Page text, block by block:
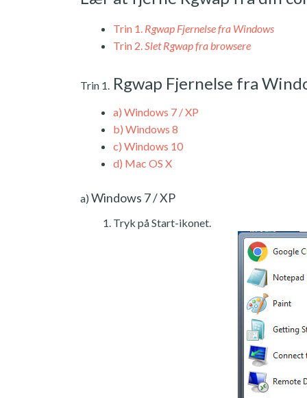
Trin 1. Rgwap Fjernelse fra Windows
Trin 2.Slet Rgwap fra browsere
Trin 1. Rgwap Fjernelse fra
a) Windows 7 / XP
b) Windows 8
c) Windows 10
d) Mac OS X
a) Windows 7 / XP
Tryk på Start-ikonet.